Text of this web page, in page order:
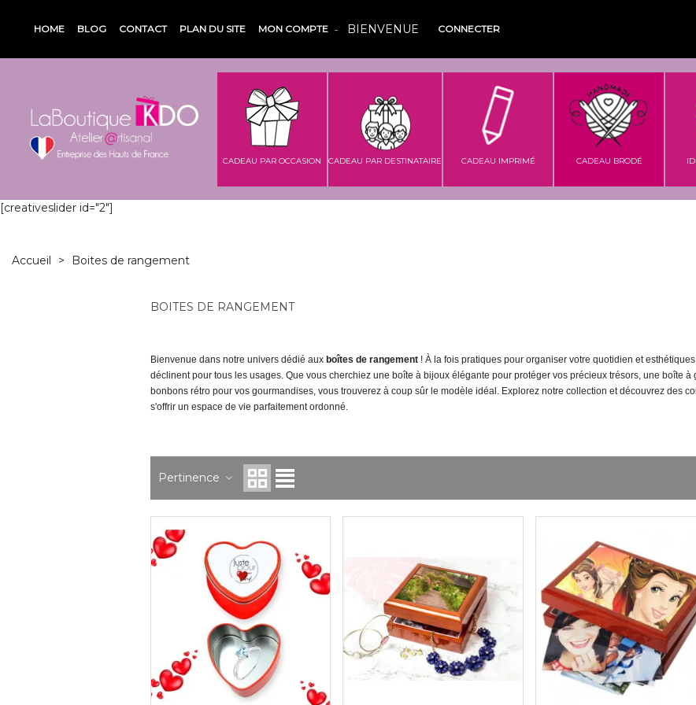
HOME BLOG CONTACT PLAN DU SITE MON COMPTE BIENVENUE CONNECTER
CADEAU PAR OCCASION CADEAU PAR DESTINATAIRE CADEAU IMPRIMÉ CADEAU BRODÉ
[creativeslider id="2"]
Accueil > Boites de rangement
BOITES DE RANGEMENT
Bienvenue dans notre univers dédié aux boîtes de rangement ! À la fois pratiques pour organiser votre quotidien et
déclinent pour tous les usages. Que vous cherchiez une boîte à bijoux élégante pour protéger vos précieux trésors, une boîte
bonbons rétro pour vos gourmandises, vous trouverez à coup sûr le modèle idéal. Explorez notre collection et découvrez des
s'offrir un espace de vie parfaitement ordonné.
Pertinence